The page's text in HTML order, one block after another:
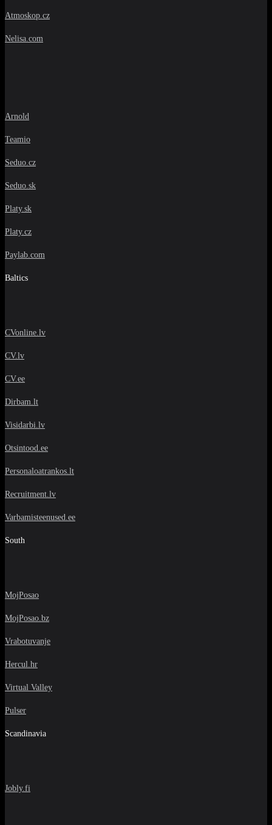
Atmoskop.cz
Nelisa.com
Arnold
Teamio
Seduo.cz
Seduo.sk
Platy.sk
Platy.cz
Paylab.com
Baltics
CVonline.lv
CV.lv
CV.ee
Dirbam.lt
Visidarbi.lv
Otsintood.ee
Personaloatrankos.lt
Recruitment.lv
Varbamisteenused.ee
South
MojPosao
MojPosao.bz
Vrabotuvanje
Hercul.hr
Virtual Valley
Pulser
Scandinavia
Jobly.fi